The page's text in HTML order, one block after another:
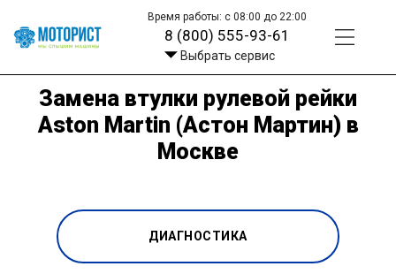
Время работы: с 08:00 до 22:00
8 (800) 555-93-61
Выбрать сервис
Замена втулки рулевой рейки
Aston Martin (Астон Мартин) в
Москве
ДИАГНОСТИКА